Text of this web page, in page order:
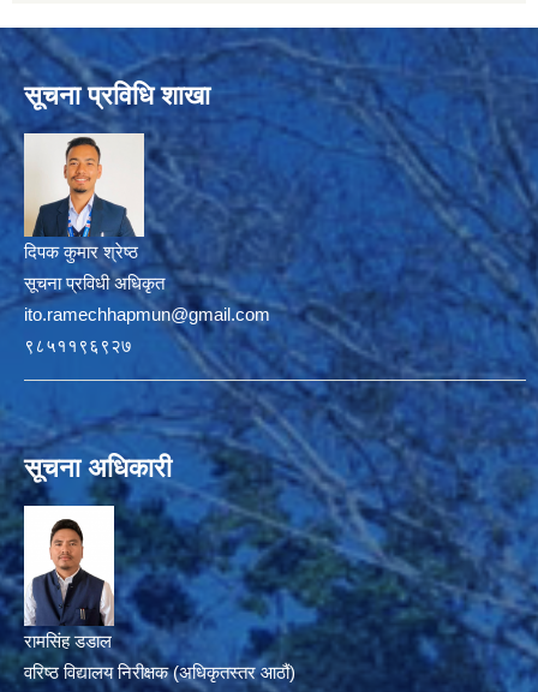
सूचना प्रविधि शाखा
दिपक कुमार श्रेष्ठ
सूचना प्रविधी अधिकृत
ito.ramechhapmun@gmail.com
९८५११९६९२७
सूचना अधिकारी
रामसिंह डडाल
वरिष्ठ विद्यालय निरीक्षक (अधिकृतस्तर आठौं)